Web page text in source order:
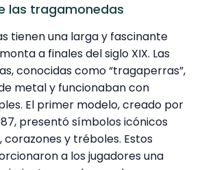
las tragamonedas
tienen una larga y fascinante
a finales del siglo XIX. Las
conocidas como “tragaperras”,
metal y funcionaban con
El primer modelo, creado por
presentó símbolos icónicos
y tréboles. Estos
a los jugadores una